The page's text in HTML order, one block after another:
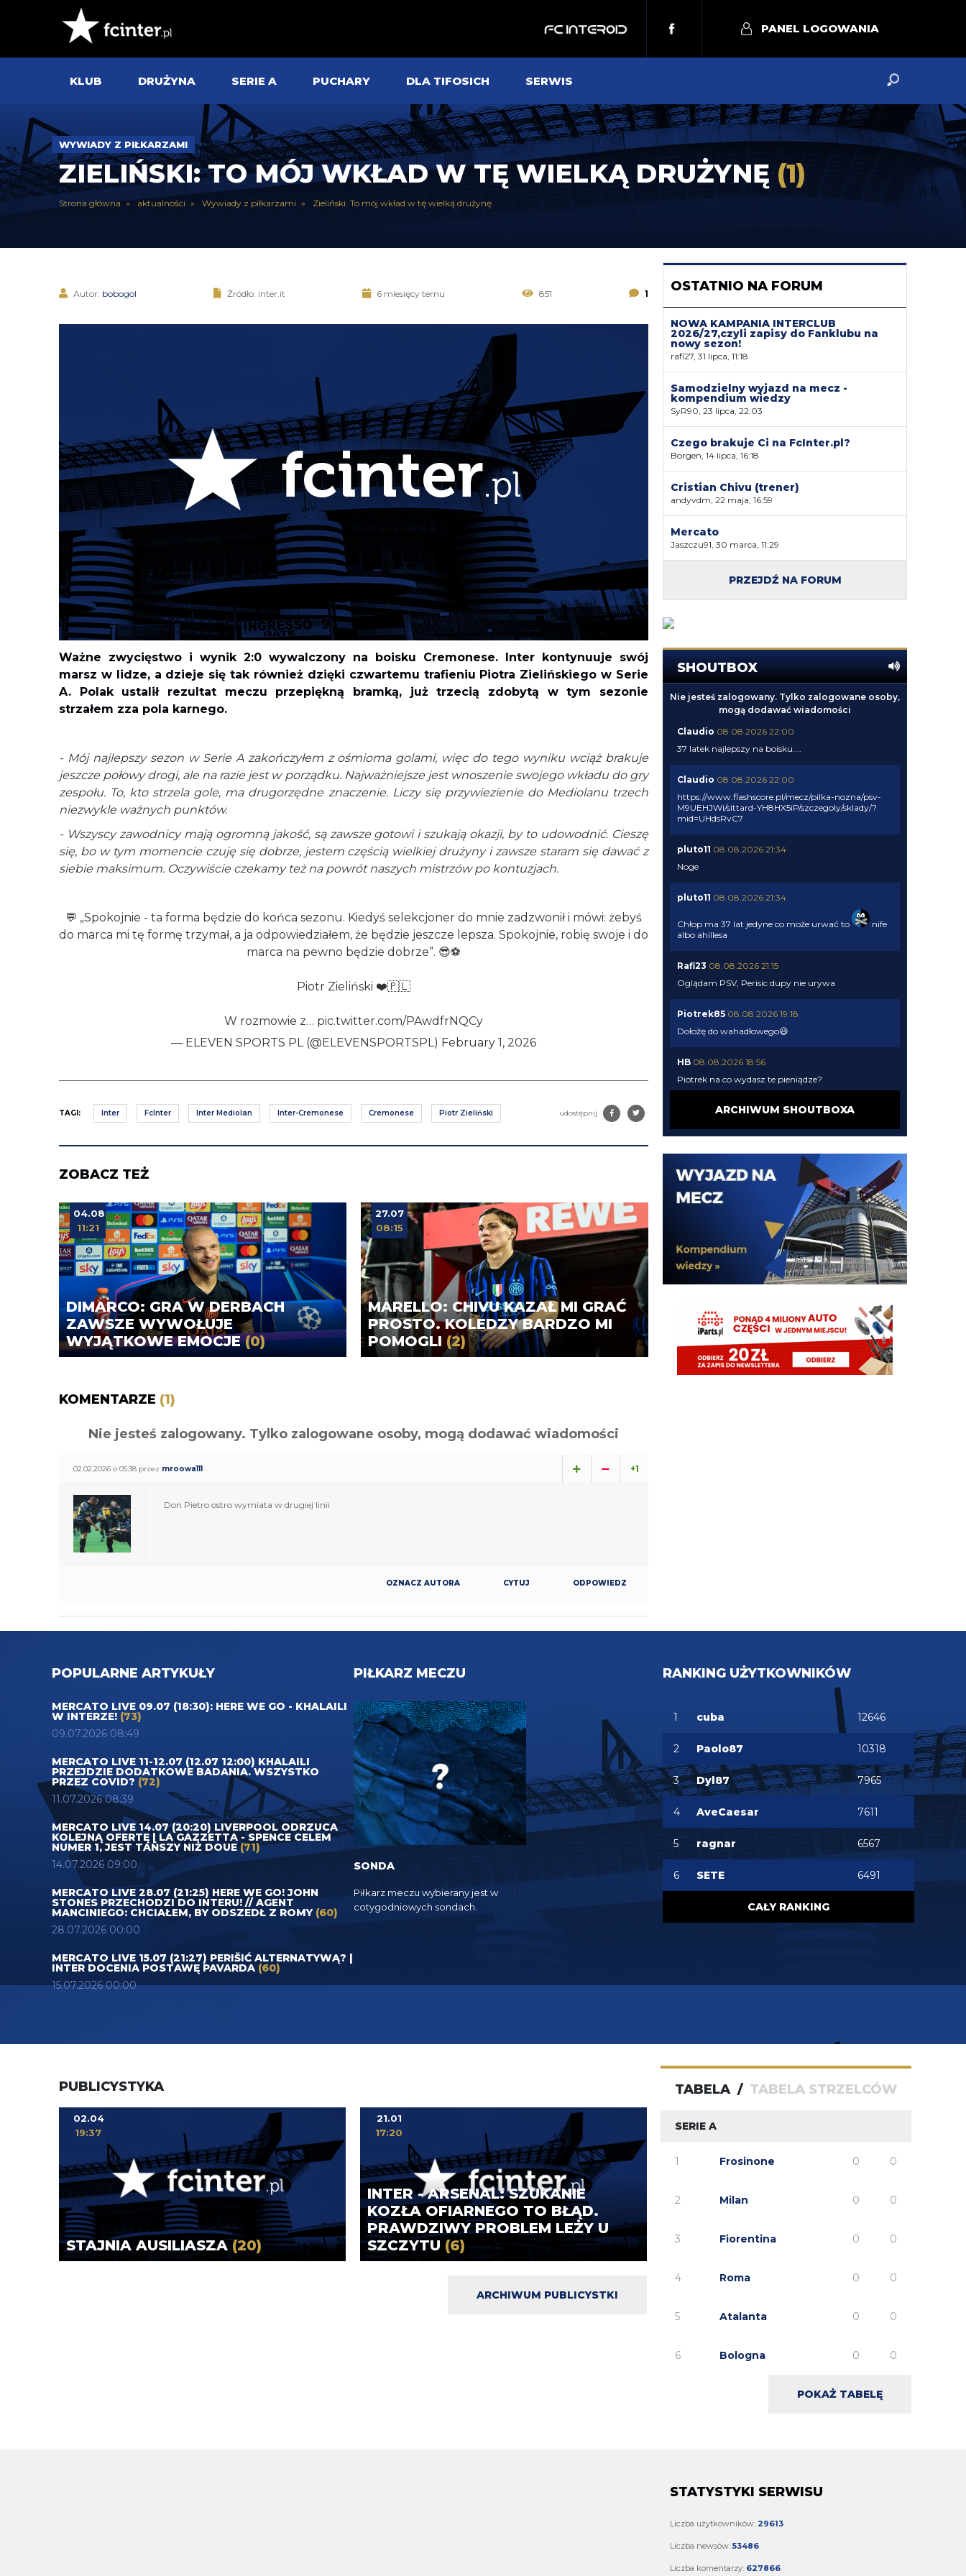
PANEL LOGOWANIA
KLUB DRUŻYNA SERIE A PUCHARY DLA TIFOSICH SERWIS
WYWIADY Z PIŁKARZAMI
ZIELIŃSKI: TO MÓJ WKŁAD W TĘ WIELKĄ DRUŻYNĘ (1)
Strona główna aktualności Wywiady z piłkarzami Zieliński: To mój wkład w tę wielką drużynę
Autor: bobogol Źródło: inter.it 6 miesięcy temu 851 1
Ważne zwycięstwo i wynik 2:0 wywalczony na boisku Cremonese. Inter kontynuuje swój
marsz w lidze, a dzieje się tak również dzięki czwartemu trafieniu Piotra Zielińskiego w Serie
A. Polak ustalił rezultat meczu przepiękną bramką, już trzecią zdobytą w tym sezonie
strzałem zza pola karnego.
- Mój najlepszy sezon w Serie A zakończyłem z ośmioma golami, więc do tego wyniku wciąż brakuje
jeszcze połowy drogi, ale na razie jest w porządku. Najważniejsze jest wnoszenie swojego wkładu do gry
zespołu. To, kto strzela gole, ma drugorzędne znaczenie. Liczy się przywiezienie do Mediolanu trzech
niezwykle ważnych punktów.
- Wszyscy zawodnicy mają ogromną jakość, są zawsze gotowi i szukają okazji, by to udowodnić. Cieszę
się, bo w tym momencie czuję się dobrze, jestem częścią wielkiej drużyny i zawsze staram się dawać z
siebie maksimum. Oczywiście czekamy też na powrót naszych mistrzów po kontuzjach.
💬 „Spokojnie - ta forma będzie do końca sezonu. Kiedyś selekcjoner do mnie zadzwonił i mówi: żebyś
do marca mi tę formę trzymał, a ja odpowiedziałem, że będzie jeszcze lepsza. Spokojnie, robię swoje i do
marca na pewno będzie dobrze”. 😎⚽️
Piotr Zieliński ❤️🇵🇱
W rozmowie z… pic.twitter.com/PAwdfrNQCy
— ELEVEN SPORTS PL (@ELEVENSPORTSPL) February 1, 2026
TAGI: Inter FcInter Inter Mediolan Inter-Cremonese Cremonese Piotr Zieliński udostępnij
ZOBACZ TEŻ
DIMARCO: GRA W DERBACH
ZAWSZE WYWOŁUJE
WYJĄTKOWE EMOCJE(0)
04.08
11:21
MARELLO: CHIVU KAZAŁ MI GRAĆ
PROSTO. KOLEDZY BARDZO MI
POMOGLI (2)
27.07
08:15
KOMENTARZE (1)
Nie jesteś zalogowany. Tylko zalogowane osoby, mogą dodawać wiadomości
02.02.2026 o 05:38 przez mroowa111 +1
Don Pietro ostro wymiata w drugiej linii
OZNACZ AUTORA CYTUJ ODPOWIEDZ
OSTATNIO NA FORUM
NOWA KAMPANIA INTERCLUB
2026/27,czyli zapisy do Fanklubu na
nowy sezon!
rafi27, 31 lipca, 11:18
Samodzielny wyjazd na mecz -
kompendium wiedzy
SyR90, 23 lipca, 22:03
Czego brakuje Ci na FcInter.pl?
Borgen, 14 lipca, 16:18
Cristian Chivu (trener)
andyvdm, 22 maja, 16:59
Mercato
Jaszczu91, 30 marca, 11:29
PRZEJDŹ NA FORUM
SHOUTBOX
Nie jesteś zalogowany. Tylko zalogowane osoby,
mogą dodawać wiadomości
Claudio 08.08.2026 22:00
37 latek najlepszy na boisku....
Claudio 08.08.2026 22:00
https://www.flashscore.pl/mecz/pilka-nozna/psv-
M9UEHJWi/sittard-YH8HX5iP/szczegoly/sklady/?
mid=UHdsRvC7
pluto11 08.08.2026 21:34
Noge
pluto11 08.08.2026 21:34
Chłop ma 37 lat jedyne co może urwać to
nife
albo ahillesa
Rafi23 08.08.2026 21:15
Oglądam PSV, Perisic dupy nie urywa
Piotrek85 08.08.2026 19:18
Dołożę do wahadłowego😃
HB 08.08.2026 18:56
Piotrek na co wydasz te pieniądze?
Piotrek85 08.08.2026 18:16
Raczej nie będą to duże kwoty.
Colidio przechodzi do Vasco. Chyba mamy jakiś
procent odsprzedaży.
08.08.2026 17:31
robi więcej w kilka minut niż LH przez cały pobyt w
Interze
08.08.2026 17:30
Orzeu 08.08.2026 17:29
Diouf naprawdę tak dobrze wygląda na wahadle?
Orzeu 08.08.2026 17:29
martins2000 08.08.2026 15:26
FENDI_SOSA
ARCHIWUM SHOUTBOXA
POPULARNE ARTYKUŁY
MERCATO LIVE 09.07 (18:30): HERE WE GO - KHALAILI
W INTERZE! (73)
09.07.2026 08:49
MERCATO LIVE 11-12.07 (12.07 12:00) KHALAILI
PRZEJDZIE DODATKOWE BADANIA. WSZYSTKO
PRZEZ COVID? (72)
11.07.2026 08:39
MERCATO LIVE 14.07 (20:20) LIVERPOOL ODRZUCA
KOLEJNĄ OFERTĘ | LA GAZZETTA - SPENCE CELEM
NUMER 1, JEST TAŃSZY NIŻ DOUE(71)
14.07.2026 09:00
MERCATO LIVE 28.07 (21:25) HERE WE GO! JOHN
STONES PRZECHODZI DO INTERU! // AGENT
MANCINIEGO: CHCIAŁEM, BY ODSZEDŁ Z ROMY (60)
28.07.2026 00:00
MERCATO LIVE 15.07 (21:27) PERIŠIĆ ALTERNATYWĄ? |
INTER DOCENIA POSTAWĘ PAVARDA (60)
15.07.2026 00:00
PIŁKARZ MECZU
SONDA
Piłkarz meczu wybierany jest w
cotygodniowych sondach.
RANKING UŻYTKOWNIKÓW
1 cuba 12646
2 Paolo87 10318
3 Dyl87 7965
4 AveCaesar 7611
5 ragnar 6567
6 SETE 6491
CAŁY RANKING
PUBLICYSTYKA
STAJNIA AUSILIASZA(20)
02.04
19:37
INTER - ARSENAL: SZUKANIE
KOZŁA OFIARNEGO TO BŁĄD.
PRAWDZIWY PROBLEM LEŻY U
SZCZYTU (6)
21.01
17:20
ARCHIWUM PUBLICYSTKI
TABELA / TABELA STRZELCÓW
SERIE A
1 Frosinone 0 0
2 Milan 0 0
3 Fiorentina 0 0
4 Roma 0 0
5 Atalanta 0 0
6 Bologna 0 0
POKAŻ TABELĘ
STATYSTYKI SERWISU
Liczba użytkowników: 29613
Liczba newsów: 53486
Liczba komentarzy: 627866